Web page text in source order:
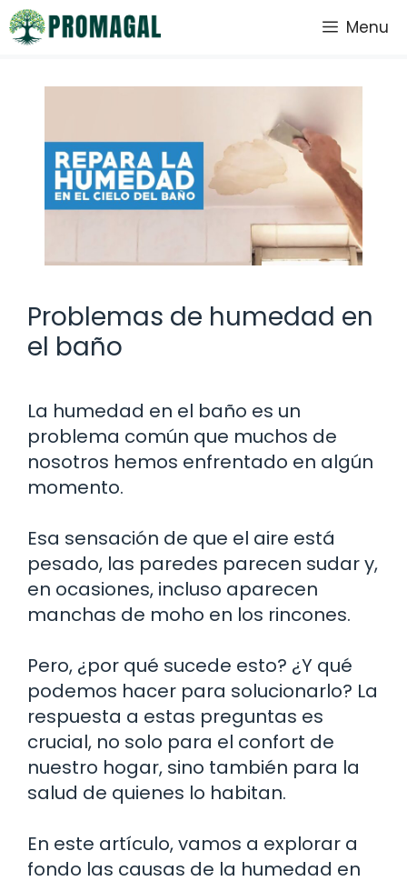
Saltar
al
Menu
Problemas de humedad en
el baño
La humedad en el baño es un
problema común que muchos de
nosotros hemos enfrentado en algún
momento.
Esa sensación de que el aire está
pesado, las paredes parecen sudar y,
en ocasiones, incluso aparecen
manchas de moho en los rincones.
Pero, ¿por qué sucede esto? ¿Y qué
podemos hacer para solucionarlo? La
respuesta a estas preguntas es
crucial, no solo para el confort de
nuestro hogar, sino también para la
salud de quienes lo habitan.
En este artículo, vamos a explorar a
fondo las causas de la humedad en